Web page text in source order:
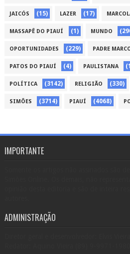
JAICÓS (15) LAZER (17)
MASSAPÊ DO PIAUÍ (1) MUNDO
OPORTUNIDADES (229) PADRE
PATOS DO PIAUÍ (4) PAULISTANA
POLÍTICA (3142) RELIGIÃO (330)
SIMÕES (3714) PIAUÍ (4068)
IMPORTANTE
ADMINISTRAÇÃO